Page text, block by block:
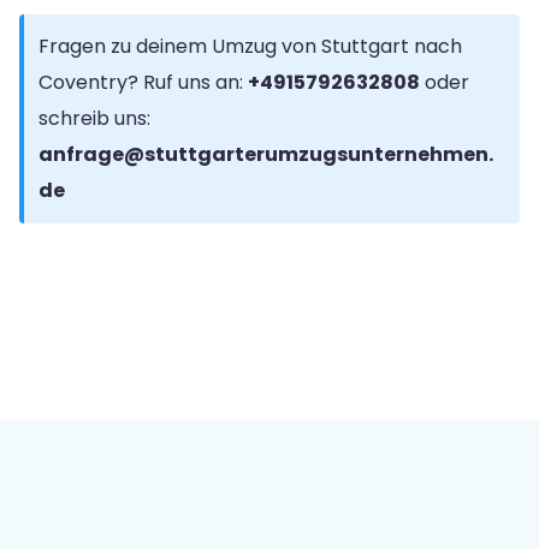
Fragen zu deinem Umzug von Stuttgart nach
Coventry? Ruf uns an: +4915792632808 oder
schreib uns:
anfrage@stuttgarterumzugsunternehmen.
de